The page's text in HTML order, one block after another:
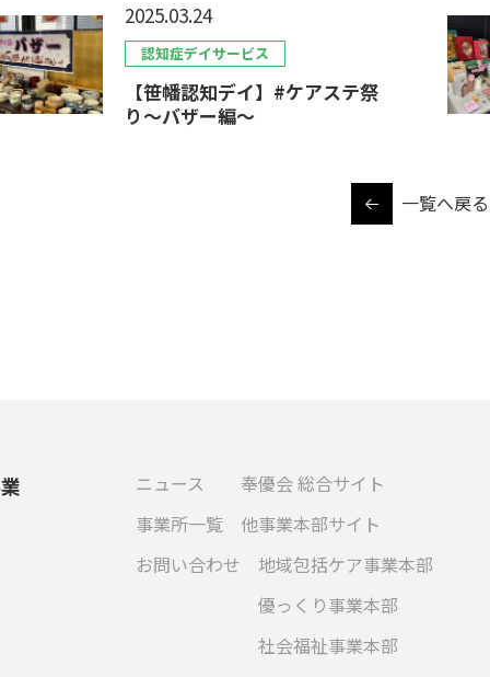
2025.03.24
認知症デイサービス
【笹幡認知デイ】#ケアステ祭
り～バザー編～
一覧へ戻る
ニュース
事業所一覧
お問い合わせ
奉優会 総合サイト
他事業本部サイト
地域包括ケア事業本部
優っくり事業本部
社会福祉事業本部